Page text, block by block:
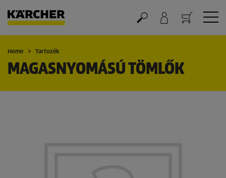
Kosár
Home Tartozék
MAGASNYOMÁSÚ TÖMLŐK